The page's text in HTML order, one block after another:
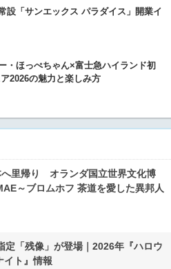
設「サンエックス パラダイス」開業イ
・ほっぺちゃん×富士急ハイランド初
2026の魅力と楽しみ方
里帰り オランダ国立世界文化博
～ブロムホフ 茶道を愛した異邦人
定「残像」が登場｜2026年『ハロウ
イト』情報